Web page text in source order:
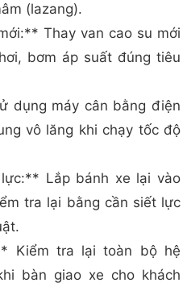
(lazang).
Thay van cao su mới
bơm áp suất đúng tiêu
dụng máy cân bằng điện
vô lăng khi chạy tốc độ
Lắp bánh xe lại vào
tra lại bằng cần siết lực
Kiểm tra lại toàn bộ hệ
bàn giao xe cho khách